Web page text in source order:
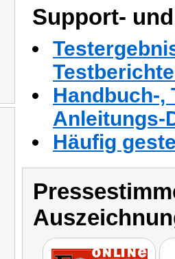
Support-
Handbuch-,
Anleitungs-
Häufig